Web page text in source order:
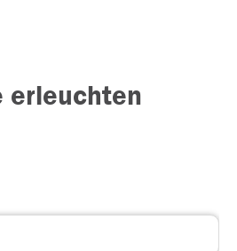
erleuchten